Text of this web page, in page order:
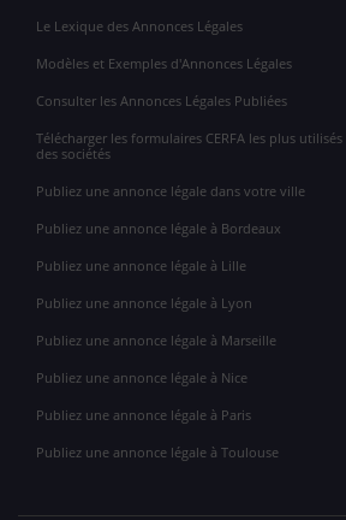
Le Lexique des Annonces Légales
Modèles et Exemples d'Annonces Légales
Consulter les Annonces Légales Publiées
Télécharger les formulaires CERFA les plus
des sociétés
Publiez une annonce légale dans votre ville
Publiez une annonce légale à Bordeaux
Publiez une annonce légale à Lille
Publiez une annonce légale à Lyon
Publiez une annonce légale à Marseille
Publiez une annonce légale à Nice
Publiez une annonce légale à Paris
Publiez une annonce légale à Toulouse